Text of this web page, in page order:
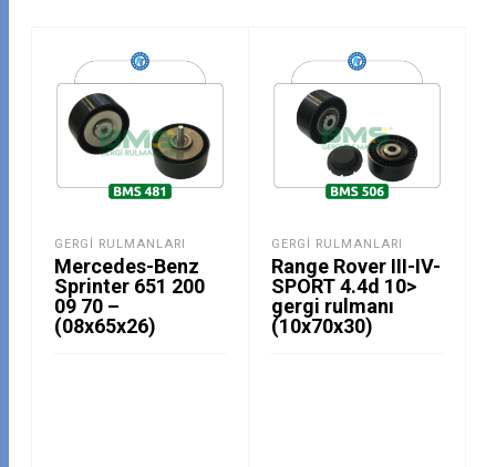
GERGI RULMANLARI
Mercedes-Benz
Sprinter 651 200
09 70 –
(08x65x26)
GERGI RULMANLARI
Range Rover III-IV-
SPORT 4.4d 10>
gergi rulmanı
(10x70x30)